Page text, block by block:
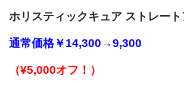
ホリスティックキュア ストレー
通常価格￥14,300→9,300
（¥5,000オフ！）